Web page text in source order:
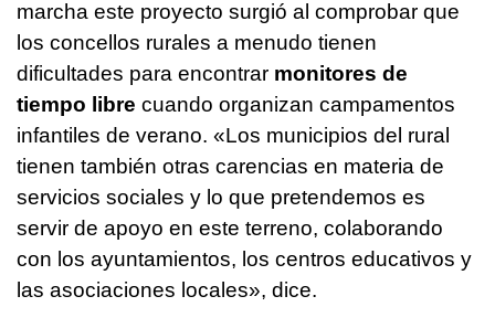
marcha este proyecto surgió al comprobar que
los concellos rurales a menudo tienen
dificultades para encontrar monitores de
tiempo libre cuando organizan campamentos
infantiles de verano. «Los municipios del rural
tienen también otras carencias en materia de
servicios sociales y lo que pretendemos es
servir de apoyo en este terreno, colaborando
con los ayuntamientos, los centros educativos y
las asociaciones locales», dice.